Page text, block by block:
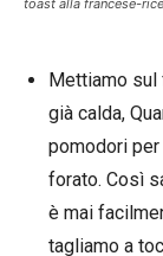
toast alla francese-
Mettiamo sul
già calda,
pomodori
forato. Così
è mai
tagliamo a